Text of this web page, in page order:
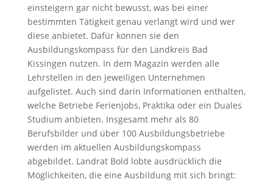
einsteigern gar nicht bewusst, was bei einer
bestimmten Tätigkeit genau verlangt wird und wer
diese anbietet. Dafür können sie den
Ausbildungskompass für den Landkreis Bad
Kissingen nutzen. In dem Magazin werden alle
Lehrstellen in den jeweiligen Unternehmen
aufgelistet. Auch sind darin Informationen enthalten,
welche Betriebe Ferienjobs, Praktika oder ein Duales
Studium anbieten. Insgesamt mehr als 80
Berufsbilder und über 100 Ausbildungsbetriebe
werden im aktuellen Ausbildungskompass
abgebildet. Landrat Bold lobte ausdrücklich die
Möglichkeiten, die eine Ausbildung mit sich bringt: